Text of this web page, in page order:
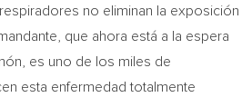
no eliminan la exposición
que ahora está a la espera
es uno de los miles de
esta enfermedad totalmente